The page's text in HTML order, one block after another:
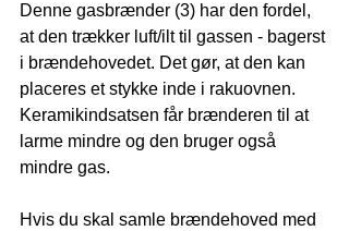
Denne gasbrænder (3) har den fordel,
at den trækker luft/ilt til gassen - bagerst
i brændehovedet. Det gør, at den kan
placeres et stykke inde i rakuovnen.
Keramikindsatsen får brænderen til at
larme mindre og den bruger også
mindre gas.
Hvis du skal samle brændehoved med